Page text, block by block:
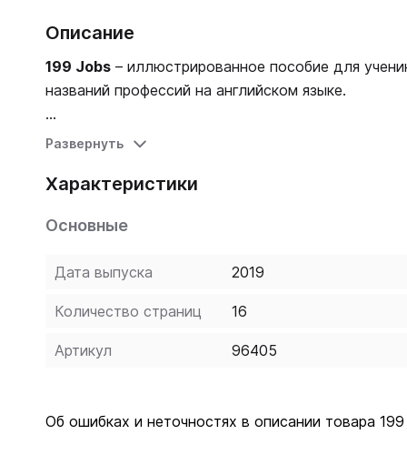
Описание
199 Jobs – иллюстрированное пособие для
названий профессий на английском языке.
В книге маленькие ученики найдут 199
многое другое.
199 Jobsотлично подходит для развития
Развернуть
Характеристики
Основные
Дата выпуска 2019
Количество страниц 16
Артикул 96405
Об ошибках и неточностях в описании товара